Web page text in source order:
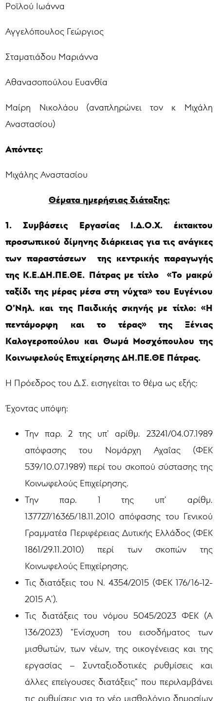
Ροϊλού Ιωάννα
Αγγελόπουλος Γεώργιος
Σταματιάδου Μαριάννα
Αθανασοπούλου Ευανθία
Μαίρη Νικολάου (αναπληρώνει τον κ Μιχάλη
Αναστασίου)
Απόντες:
Μιχάλης Αναστασίου
Θέματα ημερήσιας διάταξης:
1. Συμβάσεις Εργασίας Ι.Δ.Ο.Χ. έκτακτου
προσωπικού δίμηνης διάρκειας για τις ανάγκες
των παραστάσεων της κεντρικής παραγωγής
της Κ.Ε.ΔΗ.ΠΕ.ΘΕ. Πάτρας με τίτλο «Το μακρύ
ταξίδι της μέρας μέσα στη νύχτα» του Ευγένιου
Ο’Νηλ. και της Παιδικής σκηνής με τίτλο: «Η
πεντάμορφη και το τέρας» της Ξένιας
Καλογεροπούλου και Θωμά Μοσχόπουλου της
Κοινωφελούς Επιχείρησης ΔΗ.ΠΕ.ΘΕ Πάτρας.
Η Πρόεδρος του Δ.Σ. εισηγείται το θέμα ως εξής:
Έχοντας υπόψη:
Την παρ. 2 της υπ’ αρίθμ. 23241/04.07.1989
απόφασης του Νομάρχη Αχαΐας (ΦΕΚ
539/10.07.1989) περί του σκοπού σύστασης της
Κοινωφελούς Επιχείρησης.
Την παρ. 1 της υπ’ αρίθμ.
137727/16365/18.11.2010 απόφασης του Γενικού
Γραμματέα Περιφέρειας Δυτικής Ελλάδος (ΦΕΚ
1861/29.11.2010) περί των σκοπών της
Κοινωφελούς Επιχείρησης.
Τις διατάξεις του Ν. 4354/2015 (ΦΕΚ 176/16-12-
2015 Α’).
Τις διατάξεις του νόμου 5045/2023 ΦΕΚ (Α
136/2023) “Ενίσχυση του εισοδήματος των
μισθωτών, των νέων, της οικογένειας και της
εργασίας – Συνταξιοδοτικές ρυθμίσεις και
άλλες επείγουσες διατάξεις” που περιλαμβάνει
τις ρυθμίσεις για το νέο μισθολόγιο δημοσίων